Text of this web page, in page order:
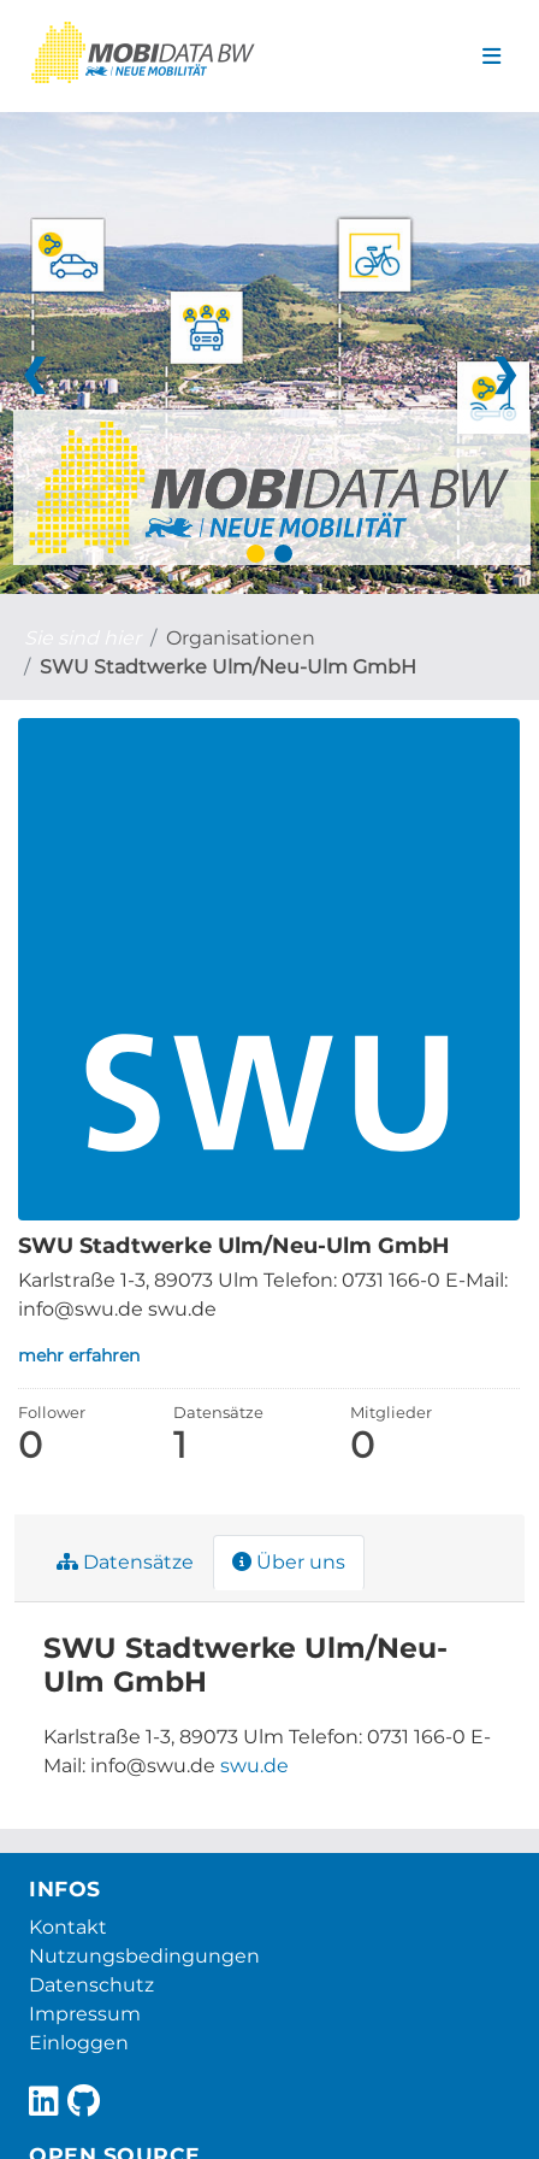
❮ ❯
Organisationen
SWU Stadtwerke Ulm/Neu-Ulm GmbH
SWU Stadtwerke Ulm/Neu-Ulm GmbH
Karlstraße 1-3, 89073 Ulm Telefon: 0731 166-0 E-Mail:
info@swu.de swu.de
mehr erfahren
Follower
0
Datensätze
1
Mitglieder
0
Datensätze Über uns
SWU Stadtwerke Ulm/Neu-
Ulm GmbH
Karlstraße 1-3, 89073 Ulm Telefon: 0731 166-0 E-
Mail: info@swu.de swu.de
INFOS
Kontakt
Nutzungsbedingungen
Datenschutz
Impressum
Einloggen